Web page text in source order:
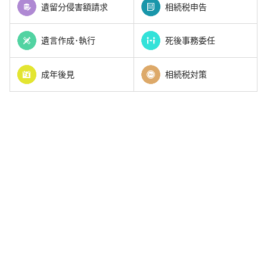
遺留分侵害額請求 相続税申告
遺言作成･執行 死後事務委任
成年後見 相続税対策